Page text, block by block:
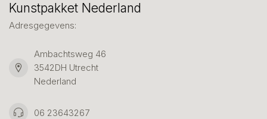
Kunstpakket Nederland
Adresgegevens:
Ambachtsweg 46
3542DH Utrecht
Nederland
06 23643267